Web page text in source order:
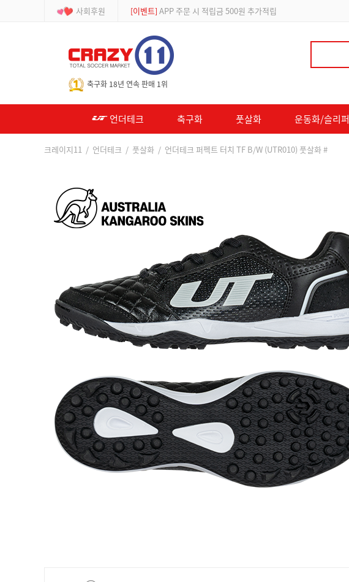
사회후원 [등급제] 회원가입 시 최대 2% 적립 및 할인 쿠폰 지급
축구화 18년 연속 판매 1위
언더테크 축구화 풋살화 운동화/슬리퍼
크레이지11 / 언더테크 / 풋살화 / 언더테크 퍼펙트 터치 TF B/W (UTR010) 풋살화 #